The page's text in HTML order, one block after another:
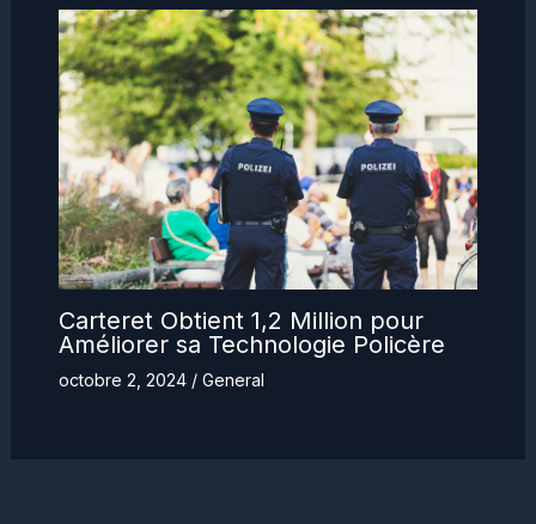
Carteret Obtient 1,2 Million pour
Améliorer sa Technologie Policère
octobre 2, 2024 / General